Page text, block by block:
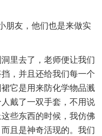
朋友，他们也是来做实
里去了，老师便让我们
，并且还给我们每一个
它是用来防化学物品溅
戴了一双手套，不用说
些东西的时候，我仿佛
且是神奇活现的。我们